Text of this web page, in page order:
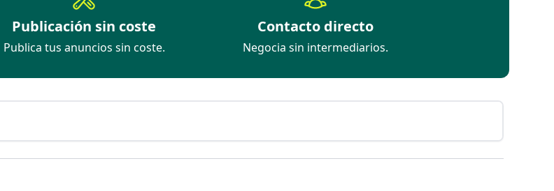
Publicación sin coste
Publica tus anuncios sin coste.
Contacto directo
Negocia sin intermediarios.